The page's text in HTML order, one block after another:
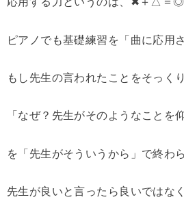
ピアノでも基礎練習を「曲に応用
もし先生の言われたことをそっく
「なぜ？先生がそのようなことを
を「先生がそういうから」で終わ
先生が良いと言ったら良いではな